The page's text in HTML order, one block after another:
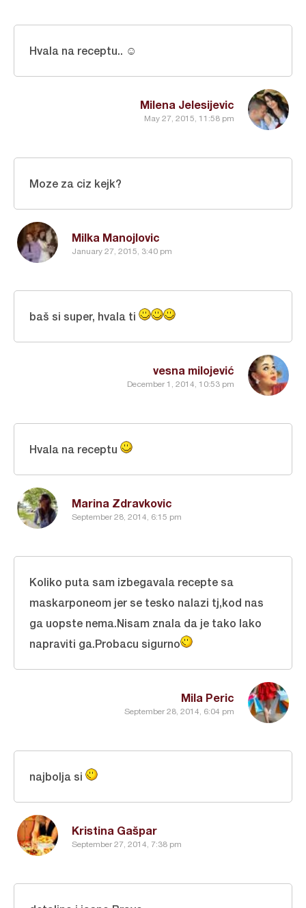
Milena Jelesijevic
May 27, 2015, 11:58 pm
Hvala na receptu.. ☺
Milka Manojlovic
January 27, 2015, 3:40 pm
Moze za ciz kejk?
vesna milojević
December 1, 2014, 10:53 pm
baš si super, hvala ti
Marina Zdravkovic
September 28, 2014, 6:15 pm
Hvala na receptu
Mila Peric
September 28, 2014, 6:04 pm
Koliko puta sam izbegavala recepte sa
maskarponeom jer se tesko nalazi tj,kod nas
ga uopste nema.Nisam znala da je tako lako
napraviti ga.Probacu sigurno
Kristina Gašpar
September 27, 2014, 7:38 pm
najbolja si